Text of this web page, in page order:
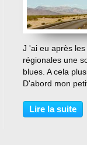
J 'ai eu après
régionales une
blues. A cela
D'abord mon
graisseux FN
nausée. En
Lire la suite